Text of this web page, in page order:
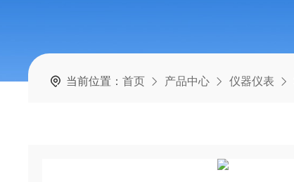
当前位置：首页 产品中心 仪器仪表